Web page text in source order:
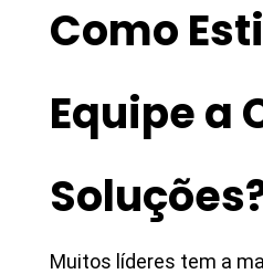
Como
Equipe a
Muitos líderes tem a